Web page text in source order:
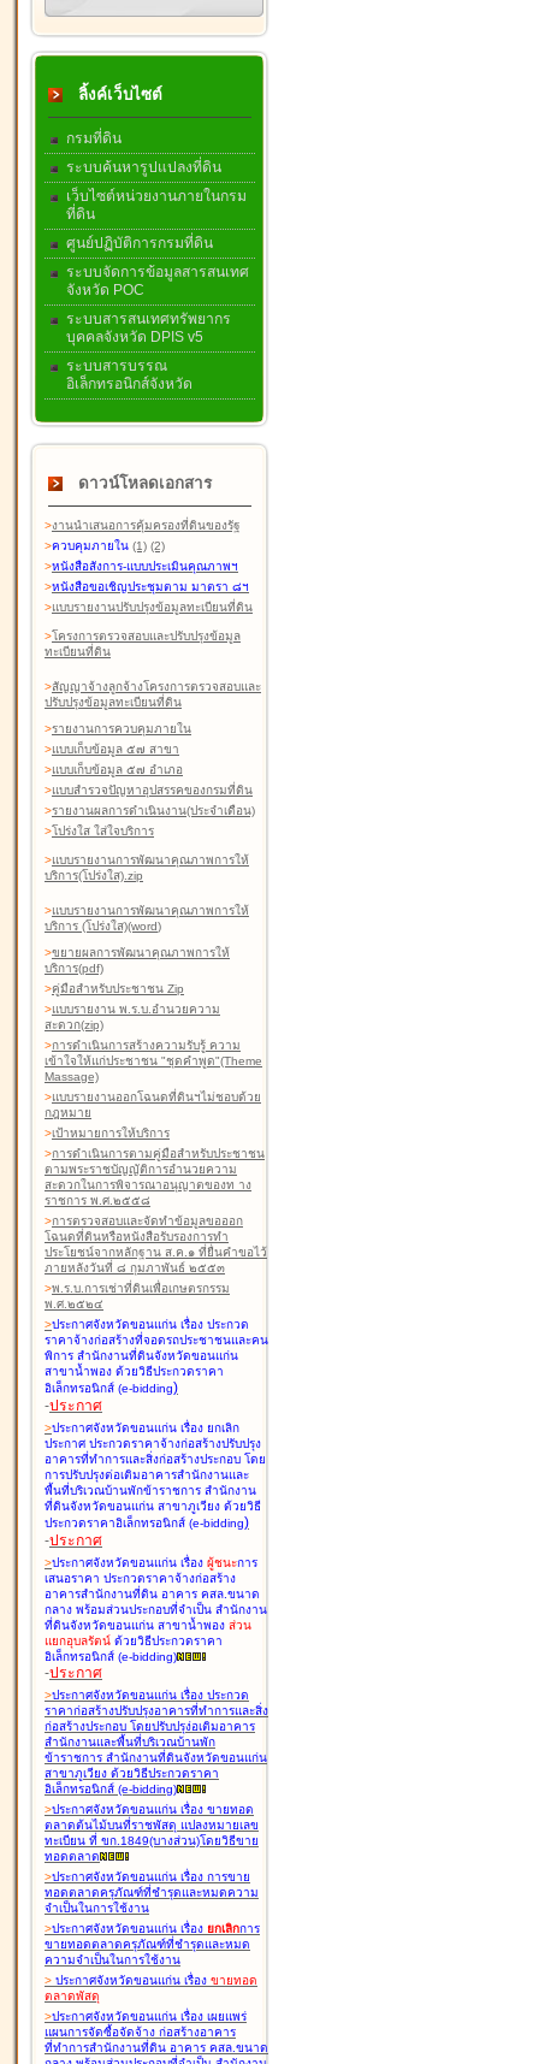
ลิ้งค์เว็บไซต์
กรมที่ดิน
ระบบค้นหารูปแปลงที่ดิน
เว็บไซต์หน่วยงานภายในกรม
ที่ดิน
ศูนย์ปฏิบัติการกรมที่ดิน
ระบบจัดการข้อมูลสารสนเทศ
จังหวัด POC
ระบบสารสนเทศทรัพยากร
บุคคลจังหวัด DPIS v5
ระบบสารบรรณ
อิเล็กทรอนิกส์จังหวัด
ดาวน์โหลดเอกสาร
>งานนำเสนอการคุ้มครองที่ดินของรัฐ
>ควบคุมภายใน (1) (2)
>หนังสือสังการ-แบบประเมินคุณภาพฯ
>หนังสือขอเชิญประชุมตาม มาตรา ๘ฯ
>แบบรายงานปรับปรุงข้อมูลทะเบียนที่ดิน
>โครงการตรวจสอบและปรับปรุงข้อมูล
ทะเบียนที่ดิน
>สัญญาจ้างลูกจ้างโครงการตรวจสอบและ
ปรับปรุงข้อมูลทะเบียนที่ดิน
>รายงานการควบคุมภายใน
>แบบเก็บข้อมูล ๕๗ สาขา
>แบบเก็บข้อมูล ๕๗ อำเภอ
>แบบสำรวจปัญหาอุปสรรคของกรมที่ดิน
>รายงานผลการดำเนินงาน(ประจำเดือน)
>โปร่งใส ใส่ใจบริการ
>แบบรายงานการพัฒนาคุณภาพการให้
บริการ(โปร่งใส).zip
>แบบรายงานการพัฒนาคุณภาพการให้
บริการ (โปร่งใส)(word)
>ขยายผลการพัฒนาคุณภาพการให้
บริการ(pdf)
>คู่มือสำหรับประชาชน Zip
>แบบรายงาน พ.ร.บ.อำนวยความ
สะดวก(zip)
>การดำเนินการสร้างความรับรู้ ความ
เข้าใจให้แก่ประชาชน "ชุดคำพูด"(Theme
Massage)
>แบบรายงานออกโฉนดที่ดินฯไม่ชอบด้วย
กฎหมาย
>เป้าหมายการให้บริการ
>การดำเนินการตามคู่มือสำหรับประชาชน
ตามพระราชบัญญัติการอำนวยความ
สะดวกในการพิจารณาอนุญาตของท าง
ราชการ พ.ศ.๒๕๕๘
>การตรวจสอบและจัดทำข้อมูลขอออก
โฉนดที่ดินหรือหนังสือรับรองการทำ
ประโยชน์จากหลักฐาน ส.ค.๑ ที่ยื่นคำขอไว้
ภายหลังวันที่ ๘ กุมภาพันธ์ ๒๕๕๓
>พ.ร.บ.การเช่าที่ดินเพื่อเกษตรกรรม
พ.ศ.๒๕๒๔
>ประกาศจังหวัดขอนแก่น เรื่อง ประกวด
ราคาจ้างก่อสร้างที่จอดรถประชาชนและคน
พิการ สำนักงานที่ดินจังหวัดขอนแก่น
สาขาน้ำพอง ด้วยวิธีประกวดราคา
อิเล็กทรอนิกส์ (e-bidding)
-ประกาศ
>ประกาศจังหวัดขอนแก่น เรื่อง ยกเลิก
ประกาศ ประกวดราคาจ้างก่อสร้างปรับปรุง
อาคารที่ทำการและสิ่งก่อสร้างประกอบ โดย
การปรับปรุงต่อเติมอาคารสำนักงานและ
พื้นที่บริเวณบ้านพักข้าราชการ สำนักงาน
ที่ดินจังหวัดขอนแก่น สาขาภูเวียง ด้วยวิธี
ประกวดราคาอิเล็กทรอนิกส์ (e-bidding)
-ประกาศ
>ประกาศจังหวัดขอนแก่น เรื่อง ผู้ชนะการ
เสนอราคา ประกวดราคาจ้างก่อสร้าง
อาคารสำนักงานที่ดิน อาคาร คสล.ขนาด
กลาง พร้อมส่วนประกอบที่จำเป็น สำนักงาน
ที่ดินจังหวัดขอนแก่น สาขาน้ำพอง ส่วน
แยกอุบลรัตน์ ด้วยวิธีประกวดราคา
อิเล็กทรอนิกส์ (e-bidding)
-ประกาศ
>ประกาศจังหวัดขอนแก่น เรื่อง ประกวด
ราคาก่อสร้างปรับปรุงอาคารที่ทำการและสิ่ง
ก่อสร้างประกอบ โดยปรับปรุง่อเติมอาคาร
สำนักงานและพื้นที่บริเวณบ้านพัก
ข้าราชการ สำนักงานที่ดินจังหวัดขอนแก่น
สาขาภูเวียง ด้วยวิธีประกวดราคา
อิเล็กทรอนิกส์ (e-bidding)
>ประกาศจังหวัดขอนแก่น เรื่อง ขายทอด
ตลาดต้นไม้บนที่ราชพัสดุ แปลงหมายเลข
ทะเบียน ที่ ขก.1849(บางส่วน)โดยวิธีขาย
ทอดตลาด
>ประกาศจังหวัดขอนแก่น เรื่อง การขาย
ทอดตลาดครุภัณฑ์ที่ชำรุดและหมดความ
จำเป็นในการใช้งาน
>ประกาศจังหวัดขอนแก่น เรื่อง ยกเลิกการ
ขายทอดตลาดครุภัณฑ์ที่ชำรุดและหมด
ความจำเป็นในการใช้งาน
> ประกาศจังหวัดขอนแก่น เรื่อง ขายทอด
ตลาดพัสดุ
>ประกาศจังหวัดขอนแก่น เรื่อง เผยแพร่
แผนการจัดซื้อจัดจ้าง ก่อสร้างอาคาร
ที่ทำการสำนักงานที่ดิน อาคาร คสล.ขนาด